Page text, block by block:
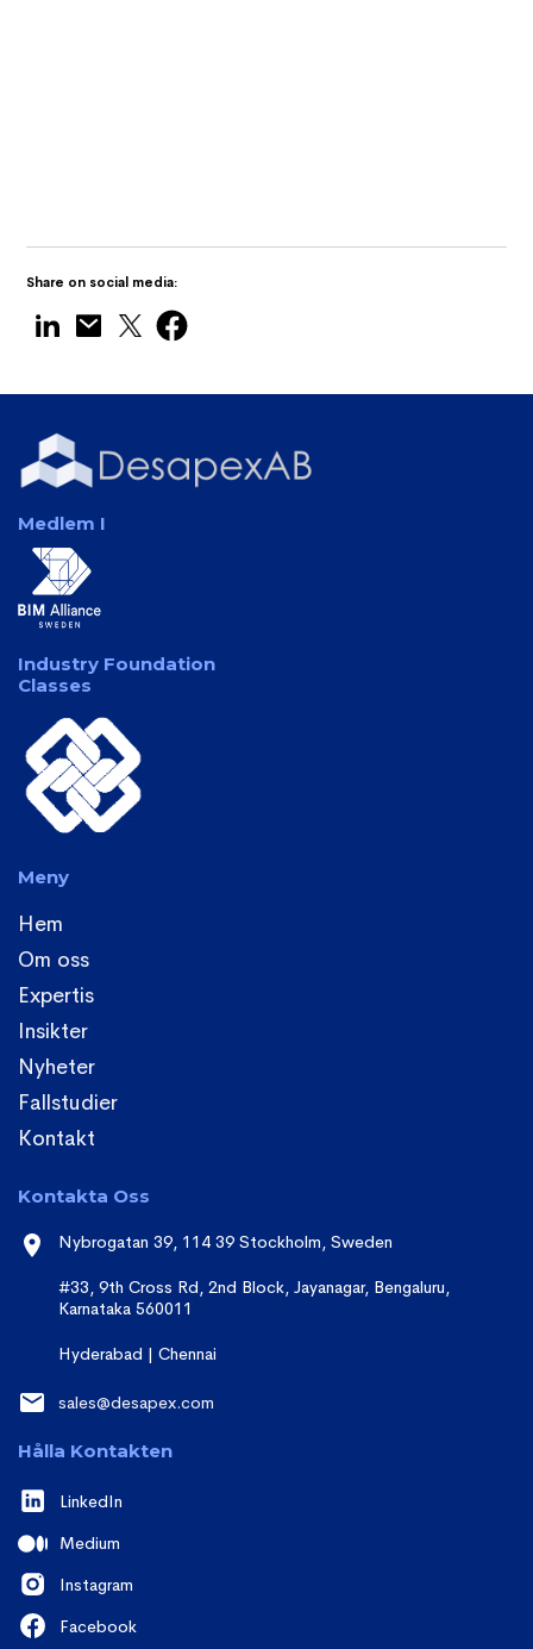
Share on social media:
Medlem I
Industry Foundation
Classes
Meny
Hem
Om oss
Expertis
Insikter
Nyheter
Fallstudier
Kontakt
Kontakta Oss
Nybrogatan 39, 114 39 Stockholm, Sweden
#33, 9th Cross Rd, 2nd Block, Jayanagar, Bengaluru,
Karnataka 560011
Hyderabad | Chennai
sales@desapex.com
Hålla Kontakten
LinkedIn
Medium
Instagram
Facebook